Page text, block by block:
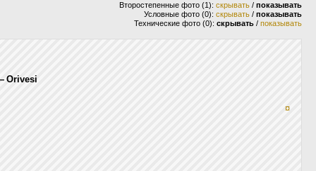
Второстепенные фото (1): скрывать / показывать
Условные фото (0): скрывать / показывать
Технические фото (0): скрывать / показывать
Orivesi
¤